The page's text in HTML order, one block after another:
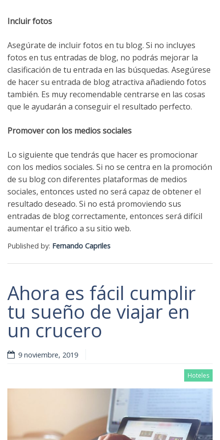
Incluir fotos
Asegúrate de incluir fotos en tu blog. Si no incluyes
fotos en tus entradas de blog, no podrás mejorar la
clasificación de tu entrada en las búsquedas. Asegúrese
de hacer su entrada de blog atractiva añadiendo fotos
también. Es muy recomendable centrarse en las cosas
que le ayudarán a conseguir el resultado perfecto.
Promover con los medios sociales
Lo siguiente que tendrás que hacer es promocionar
con los medios sociales. Si no se centra en la promoción
de su blog con diferentes plataformas de medios
sociales, entonces usted no será capaz de obtener el
resultado deseado. Si no está promoviendo sus
entradas de blog correctamente, entonces será difícil
aumentar el tráfico a su sitio web.
Published by: Fernando Capriles
Ahora es fácil cumplir
tu sueño de viajar en
un crucero
9 noviembre, 2019
Hoteles